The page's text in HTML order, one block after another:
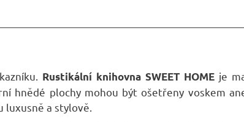
Rustikální knihovna SWEET HOME je
hnědé plochy mohou být ošetřeny voskem
luxusně a stylově.